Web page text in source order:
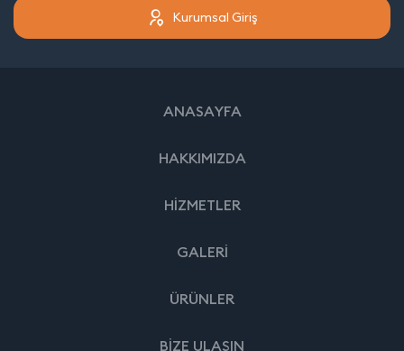
Kurumsal Giriş
ANASAYFA
HAKKIMIZDA
HİZMETLER
GALERİ
ÜRÜNLER
BİZE ULAŞIN